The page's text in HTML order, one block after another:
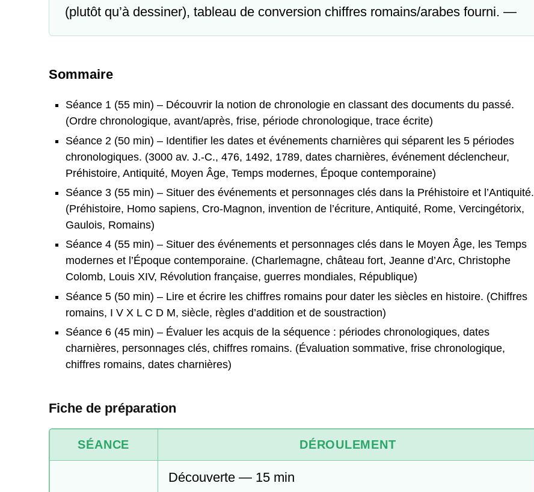
(plutôt qu’à dessiner), tableau de conversion chiffres romains/arabes fourni. —
Sommaire
Séance 1 (55 min) – Découvrir la notion de chronologie en classant des documents du passé.
(Ordre chronologique, avant/après, frise, période chronologique, trace écrite)
Séance 2 (50 min) – Identifier les dates et événements charnières qui séparent les 5 périodes
chronologiques. (3000 av. J.-C., 476, 1492, 1789, dates charnières, événement déclencheur,
Préhistoire, Antiquité, Moyen Âge, Temps modernes, Époque contemporaine)
Séance 3 (55 min) – Situer des événements et personnages clés dans la Préhistoire et l’Antiquité.
(Préhistoire, Homo sapiens, Cro-Magnon, invention de l’écriture, Antiquité, Rome, Vercingétorix,
Gaulois, Romains)
Séance 4 (55 min) – Situer des événements et personnages clés dans le Moyen Âge, les Temps
modernes et l’Époque contemporaine. (Charlemagne, château fort, Jeanne d’Arc, Christophe
Colomb, Louis XIV, Révolution française, guerres mondiales, République)
Séance 5 (50 min) – Lire et écrire les chiffres romains pour dater les siècles en histoire. (Chiffres
romains, I V X L C D M, siècle, règles d’addition et de soustraction)
Séance 6 (45 min) – Évaluer les acquis de la séquence : périodes chronologiques, dates
charnières, personnages clés, chiffres romains. (Évaluation sommative, frise chronologique,
chiffres romains, dates charnières)
Fiche de préparation
SÉANCE DÉROULEMENT
Découverte — 15 min